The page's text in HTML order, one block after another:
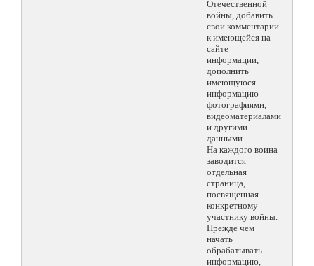
Отечественной
войны, добавить
свои комментарии
к имеющейся на
сайте
информации,
дополнить
имеющуюся
информацию
фотографиями,
видеоматериалами
и другими
данными.
На каждого воина
заводится
отдельная
страница,
посвященная
конкретному
участнику войны.
Прежде чем
начать
обрабатывать
информацию,